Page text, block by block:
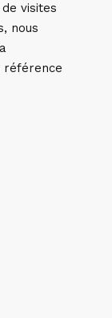
visites
nous
référence